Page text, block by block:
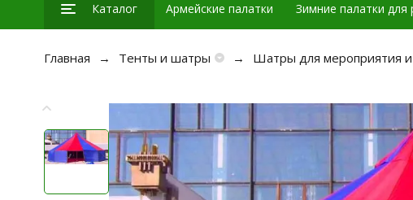
Каталог Армейские палатки Зимние палатки для
Главная Тенты и шатры Шатры для мероприятия и